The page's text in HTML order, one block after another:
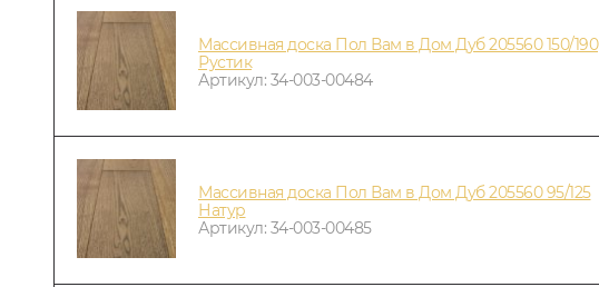
Массивная доска Пол Вам в Дом Дуб 205560 150/190
Рустик
Артикул: 34-003-00484
Массивная доска Пол Вам в Дом Дуб 205560 95/125
Натур
Артикул: 34-003-00485